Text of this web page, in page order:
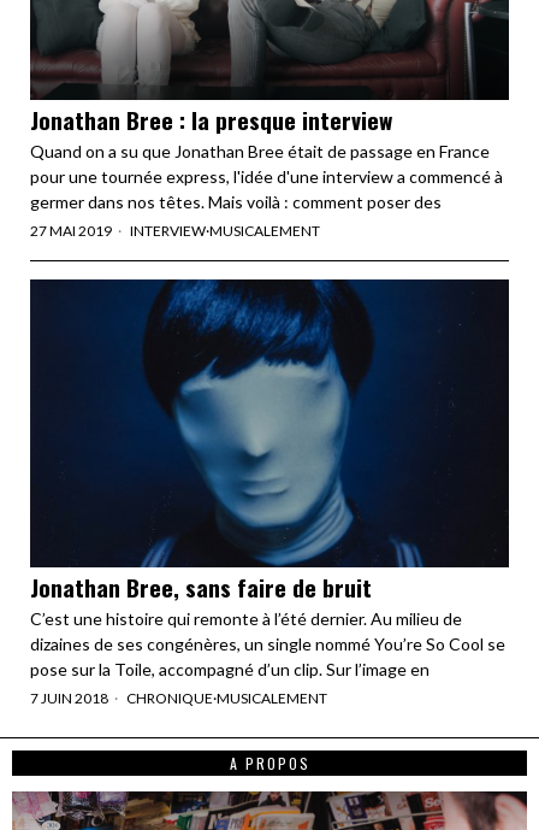
Jonathan Bree : la presque interview
Quand on a su que Jonathan Bree était de passage en France
pour une tournée express, l'idée d'une interview a commencé à
germer dans nos têtes. Mais voilà : comment poser des
27 MAI 2019 INTERVIEW·MUSICALEMENT
Jonathan Bree, sans faire de bruit
C’est une histoire qui remonte à l’été dernier. Au milieu de
dizaines de ses congénères, un single nommé You’re So Cool se
pose sur la Toile, accompagné d’un clip. Sur l’image en
7 JUIN 2018 CHRONIQUE·MUSICALEMENT
A PROPOS